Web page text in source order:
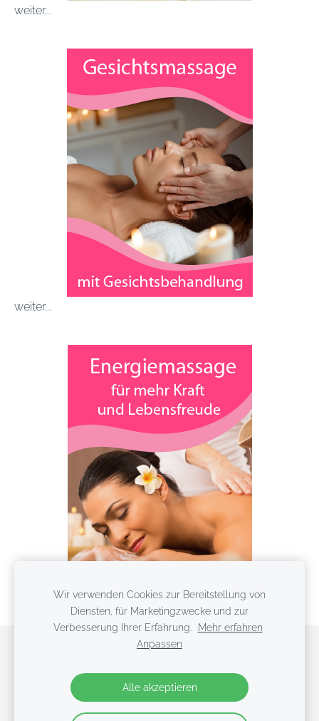
weiter...
weiter...
Cookies
Wir verwenden Cookies zur Bereitstellung von
Diensten, für Marketingzwecke und zur
Verbesserung Ihrer Erfahrung.
Mehr erfahren
Anpassen
Alle akzeptieren